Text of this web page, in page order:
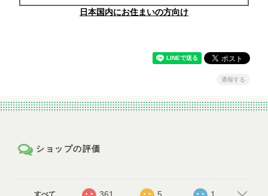
日本国内にお住まいの方向け
通報する
ショップの評価
すべて